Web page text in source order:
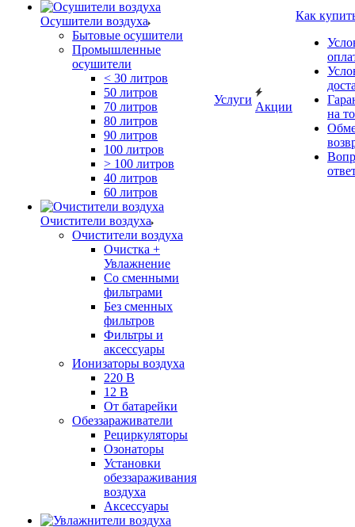
Осушители воздуха
Бытовые осушители
Промышленные
осушители
< 30 литров
50 литров
70 литров
80 литров
90 литров
100 литров
> 100 литров
40 литров
60 литров
Очистители воздуха
Очистители воздуха
Очистка +
Увлажнение
Cо сменными
фильтрами
Без сменных
фильтров
Фильтры и
аксессуары
Ионизаторы воздуха
220 В
12 В
От батарейки
Обеззараживатели
Рециркуляторы
Озонаторы
Установки
обеззараживания
воздуха
Аксессуары
Услуги
Акции
Как
на